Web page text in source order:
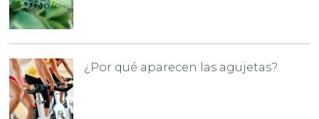
¿Por qué aparecen las agujetas?